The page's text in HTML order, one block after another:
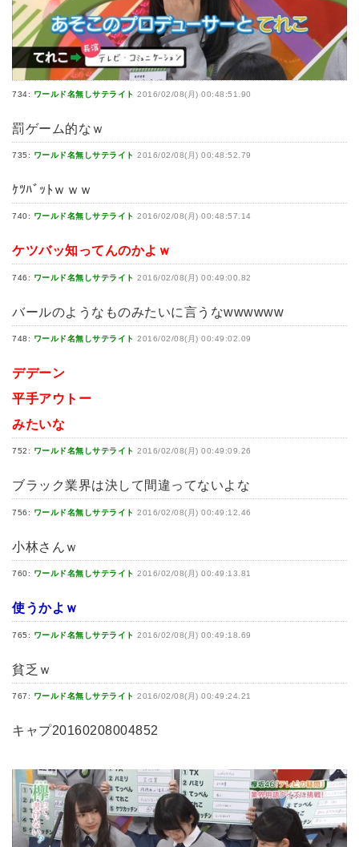
734: ワールド名無しサテライト 2016/02/08(月) 00:48:51.90
罰ゲーム的なｗ
735: ワールド名無しサテライト 2016/02/08(月) 00:48:52.79
ｹﾂﾊﾞｯﾄｗｗｗ
740: ワールド名無しサテライト 2016/02/08(月) 00:48:57.14
ケツバッ知ってんのかよｗ
746: ワールド名無しサテライト 2016/02/08(月) 00:49:00.82
バールのようなものみたいに言うなwwwwww
748: ワールド名無しサテライト 2016/02/08(月) 00:49:02.09
デデーン
平手アウトー
みたいな
752: ワールド名無しサテライト 2016/02/08(月) 00:49:09.26
ブラック業界は決して間違ってないよな
756: ワールド名無しサテライト 2016/02/08(月) 00:49:12.46
小林さんｗ
760: ワールド名無しサテライト 2016/02/08(月) 00:49:13.81
使うかよｗ
765: ワールド名無しサテライト 2016/02/08(月) 00:49:18.69
貧乏ｗ
767: ワールド名無しサテライト 2016/02/08(月) 00:49:24.21
キャプ20160208004852